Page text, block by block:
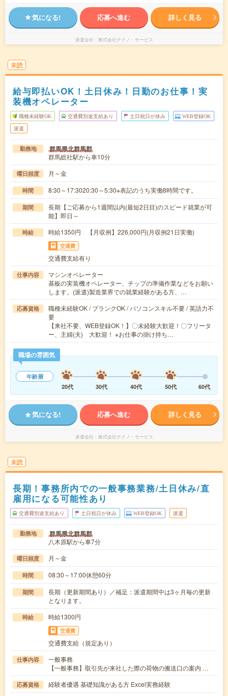
気になる! 応募へ進む 詳しく見る
派遣会社 株式会社テクノ・サービス
未読
給与即払いOK！土日休み！日勤のお仕事！実
装機オペレーター
職種未経験OK 交通費別途支給あり 土日祝日が休み WEB登録OK
派遣
勤務地 群馬県北群馬郡
群馬総社駅から車10分
曜日頻度 月～金
時間 8:30～17:3020:30～5:30※表記のうち実働8時間です。
期間
長期【ご応募から1週間以内(最短2日目)のスピード就業が可
能】即日～
時給 時給1350円 【月収例】226,000円(月収例21日実働)
交通費
交通費支給有り
仕事内容
マシンオペレーター
基板の実装機オペレーター、チップの準備作業などをお願い
します。(派遣)製造業界での就業経験がある方、…
応募資格
職種未経験OK / ブランクOK / パソコンスキル不要 / 英語力不
要
【来社不要、WEB登録OK！】〇未経験大歓迎！〇フリータ
ー、主婦(夫) 大歓迎！ ※お仕事の掛け持ち…
職場の雰囲気
年齢層
20代
30代 40代 50代 60代
気になる! 応募へ進む 詳しく見る
派遣会社 株式会社テクノ・サービス
未読
長期！事務所内での一般事務業務/土日休み/直
雇用になる可能性あり
交通費別途支給あり 土日祝日が休み WEB登録OK 派遣
勤務地 群馬県北群馬郡
八木原駅から車7分
曜日頻度 月～金
時間 08:30～17:00休憩60分
期間
長期（更新期間あり）／補足：派遣期間中は3ヶ月毎の更新
となります。
時給 時給1300円
交通費
交通費支給（規定あり）
仕事内容
一般事務
【一般事務】取引先が来社した際の荷物の搬送口の案内 …
応募資格 経験者優遇 基礎知識がある方 Excel実務経験